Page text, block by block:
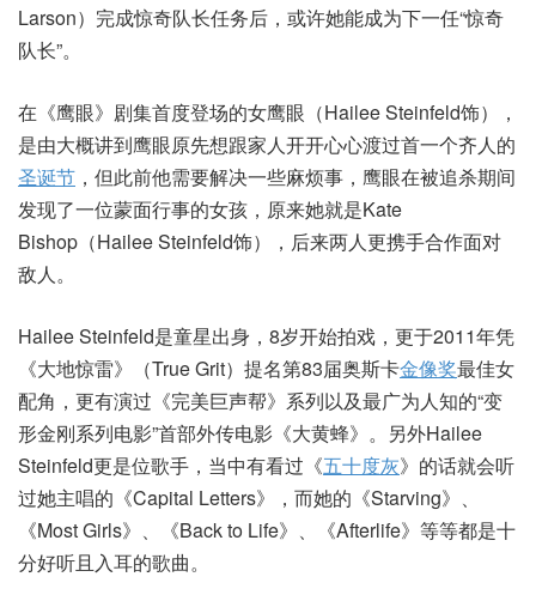
Larson）完成惊奇队长任务后，或许她能成为下一任“惊奇
队长”。
在《鹰眼》剧集首度登场的女鹰眼（Hailee Steinfeld饰），
是由大概讲到鹰眼原先想跟家人开开心心渡过首一个齐人的
圣诞节 ，但此前他需要解决一些麻烦事，鹰眼在被追杀期间
发现了一位蒙面行事的女孩，原来她就是Kate
Bishop（Hailee Steinfeld饰），后来两人更携手合作面对
敌人。
Hailee Steinfeld是童星出身，8岁开始拍戏，更于2011年凭
《大地惊雷》（True Grit）提名第83届奥斯卡金像奖最佳女
配角，更有演过《完美巨声帮》系列以及最广为人知的“变
形金刚系列电影”首部外传电影《大黄蜂》。另外Hailee
Steinfeld更是位歌手，当中有看过《五十度灰》的话就会听
过她主唱的《Capital Letters》，而她的《Starving》、
《Most Girls》、《Back to Life》、《Afterlife》等等都是十
分好听且入耳的歌曲。